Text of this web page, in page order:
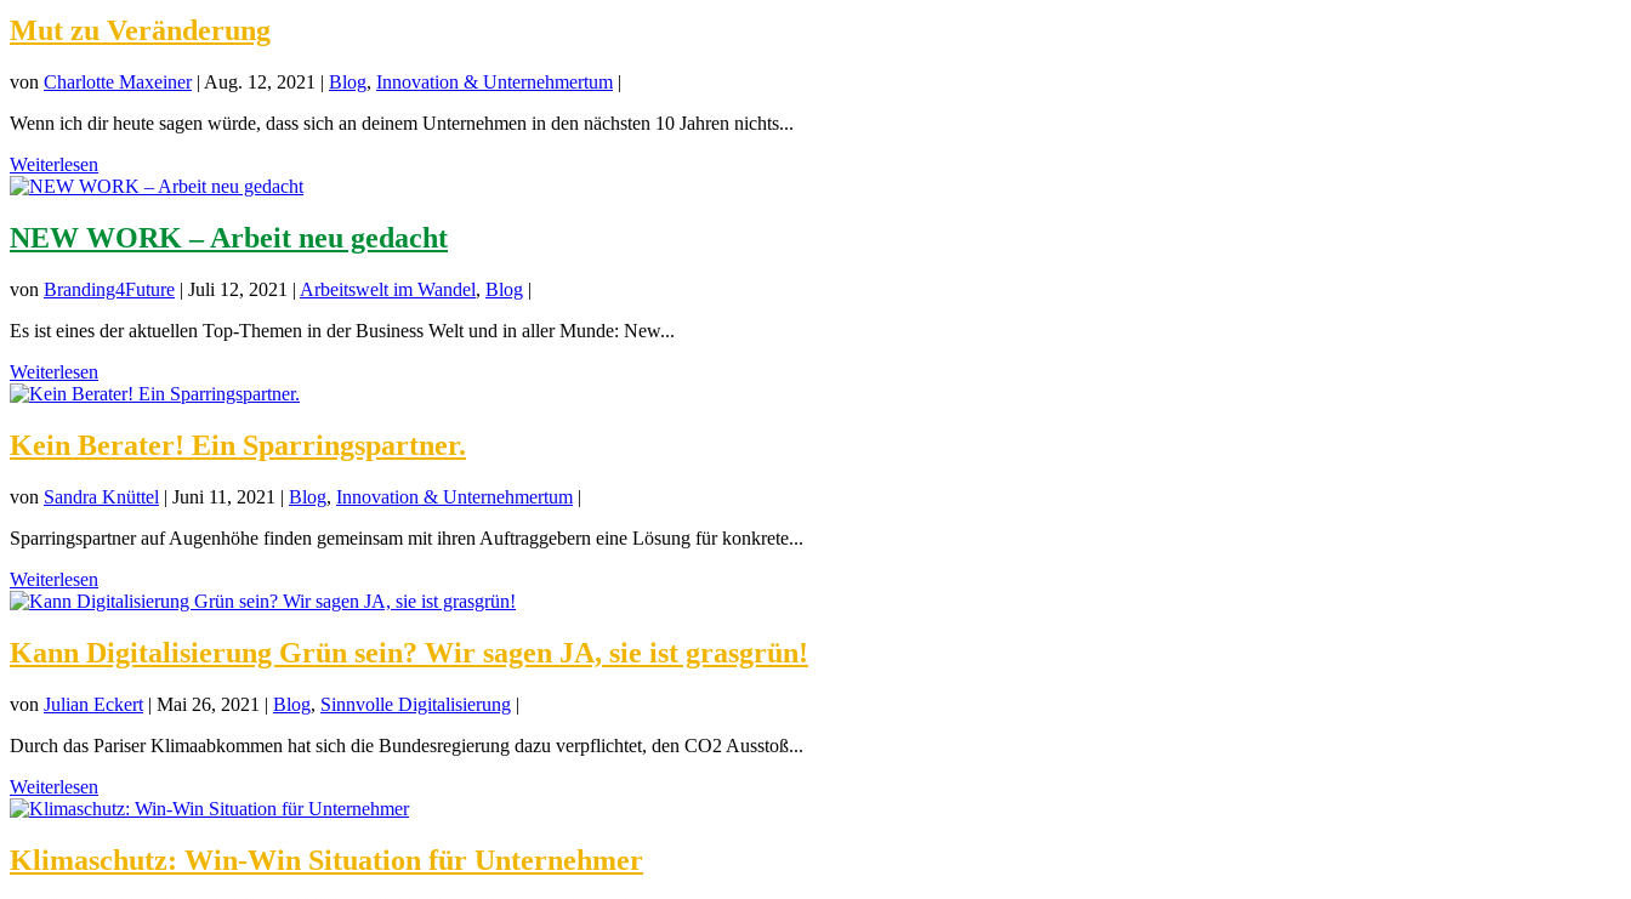
Mut zu Veränderung
von Charlotte Maxeiner| Aug. 12, 2021 | Blog, Innovation & Unternehmertum |
Wenn ich dir heute sagen würde, dass sich an deinem Unternehmen in den nächsten 10 Jahren nichts...
Weiterlesen
NEW WORK – Arbeit neu gedacht
von Branding4Future | Juli 12, 2021 | Arbeitswelt im Wandel, Blog |
Es ist eines der aktuellen Top-Themen in der Business Welt und in aller Munde: New...
Weiterlesen
Kein Berater! Ein Sparringspartner.
von Sandra Knüttel | Juni 11, 2021 | Blog, Innovation & Unternehmertum |
Sparringspartner auf Augenhöhe finden gemeinsam mit ihren Auftraggebern eine Lösung für konkrete...
Weiterlesen
Kann Digitalisierung Grün sein? Wir sagen JA, sie ist grasgrün!
von Julian Eckert | Mai 26, 2021 | Blog, Sinnvolle Digitalisierung |
Durch das Pariser Klimaabkommen hat sich die Bundesregierung dazu verpflichtet, den CO2 Ausstoß...
Weiterlesen
Klimaschutz: Win-Win Situation für Unternehmer